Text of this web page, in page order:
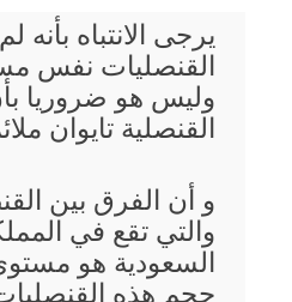
يرجى الانتباه بأنه
القنصليات نفس
وليس هو ضروريا
القنصلية تايوان
و أن الفرق بين
والتي تقع في
السعودية هو
حجم هذه